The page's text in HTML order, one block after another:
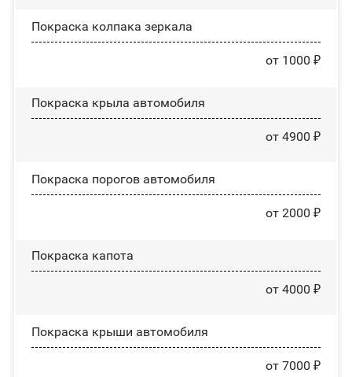
Покраска колпака зеркала
от 1000 ₽
Покраска крыла автомобиля
от 4900 ₽
Покраска порогов автомобиля
от 2000 ₽
Покраска капота
от 4000 ₽
Покраска крыши автомобиля
от 7000 ₽